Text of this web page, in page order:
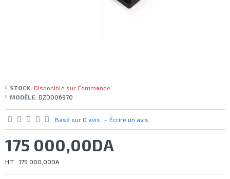
STOCK: Disponible sur Commande
MODÈLE: DZD006970
Basé sur 0 avis. - Écrire un avis
175 000,00DA
H.T : 175 000,00DA